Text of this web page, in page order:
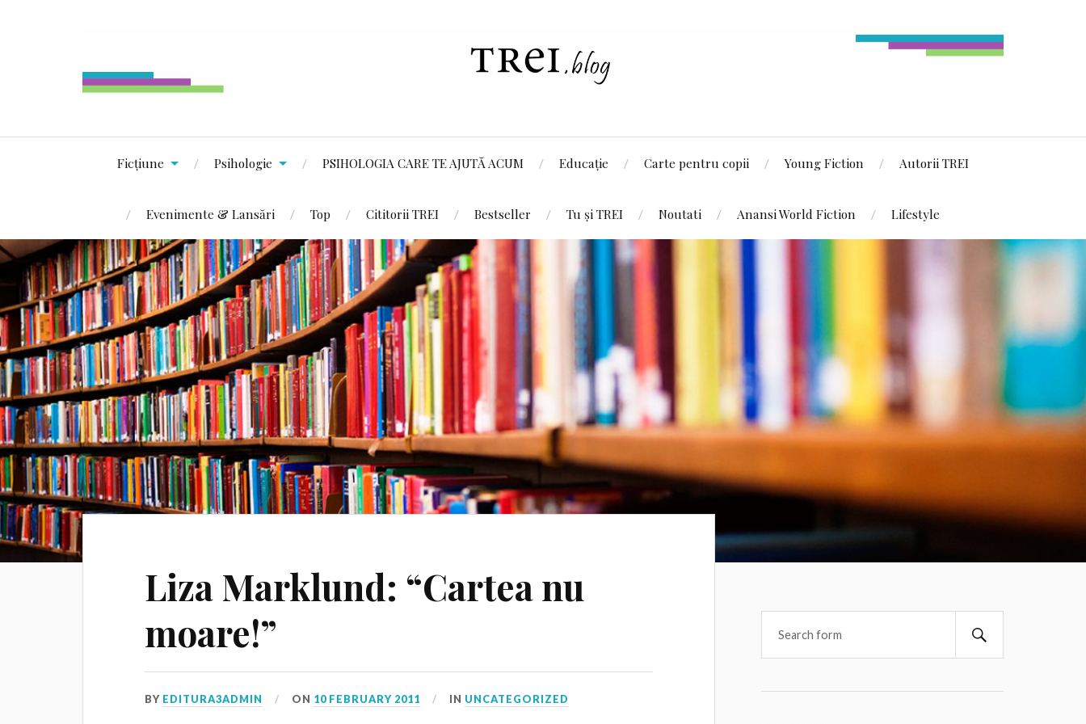
Ficțiune Psihologie PSIHOLOGIA CARE TE AJUTĂ ACUM Educație Carte pentru copii Young Fiction Autorii TREI
Evenimente & Lansări Top Cititorii TREI Bestseller Tu și TREI Noutati Anansi World Fiction Lifestyle
Liza Marklund: “Cartea nu
moare!”
BY EDITURA3ADMIN ON 10 FEBRUARY 2011 IN UNCATEGORIZED